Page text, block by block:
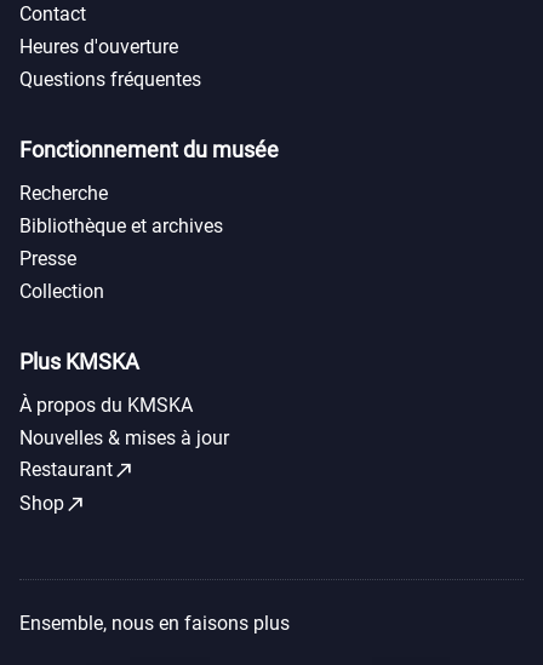
Contact
Heures d'ouverture
Questions fréquentes
Fonctionnement du musée
Recherche
Bibliothèque et archives
Presse
Collection
Plus KMSKA
À propos du KMSKA
Nouvelles & mises à jour
Restaurantcall_made
Shopcall_made
Ensemble, nous en faisons plus